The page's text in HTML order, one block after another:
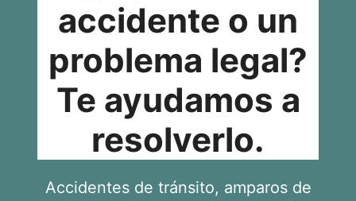
accidente o un
problema legal?
Te ayudamos a
resolverlo.
Accidentes de tránsito, amparos de